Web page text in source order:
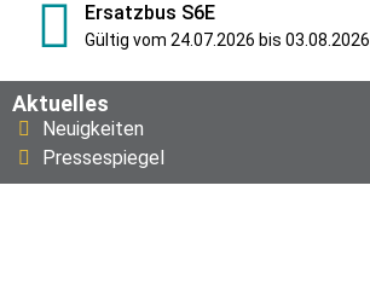
Ersatzbus S6E
Gültig vom 24.07.2026 bis 03.08.2026
Aktuelles
Neuigkeiten
Pressespiegel